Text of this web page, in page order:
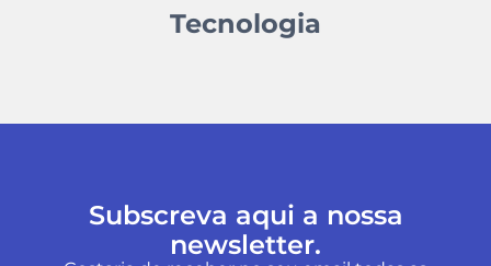
Tecnologia
Subscreva aqui a nossa
newsletter.